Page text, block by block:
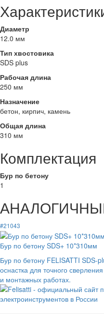
Диаметр
12.0 мм
Тип хвостовика
SDS plus
Рабочая длина
250 мм
Назначение
бетон, кирпич, камень
Общая длина
310 мм
Комплектация
Бур по бетону
1
#21043
Бур по бетону SDS+ 10*310мм
Бур по бетону FELISATTI
оснастка для точного
и монтажных работах.